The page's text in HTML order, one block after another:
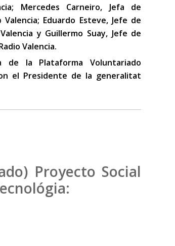
Mercedes Carneiro, Jefa de
Eduardo Esteve, Jefe de
y Guillermo Suay, Jefe de
Valencia.
Proyecto Social